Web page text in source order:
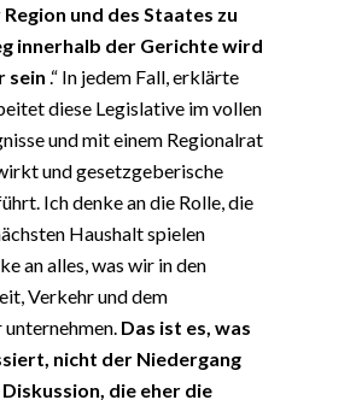
und des Staates zu
innerhalb der Gerichte wird
sein .“ In jedem Fall, erklärte
diese Legislative im vollen
und mit einem Regionalrat
und gesetzgeberische
Ich denke an die Rolle, die
Haushalt spielen
an alles, was wir in den
Verkehr und dem
Das ist es, was
nicht der Niedergang
die eher die